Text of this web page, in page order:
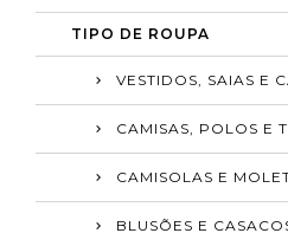
TIPO DE ROUPA
VESTIDOS, SAIAS E
CAMISAS, POLOS E
CAMISOLAS E
BLUSÕES E